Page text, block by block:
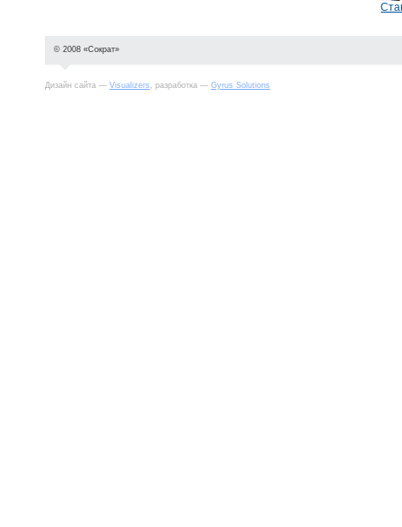
© 2008 «Сократ»
Дизайн сайта — Visualizers , разработка — Gyrus Solutions